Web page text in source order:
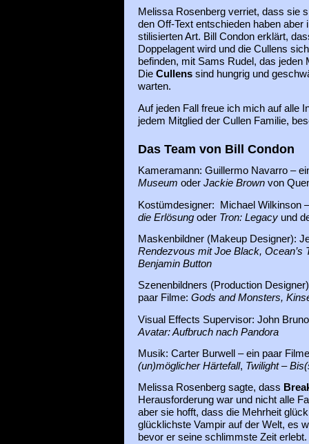
Melissa Rosenberg verriet, dass sie
den Off-Text entschieden haben aber
stilisierten Art. Bill Condon erklärt,
Doppelagent wird und die Cullens
befinden, mit Sams Rudel, das jeden
Die Cullenssind hungrig und
warten.
Auf jeden Fall freue ich mich auf alle
jedem Mitglied der Cullen Familie,
Das Team von Bill Condon
Kameramann: Guillermo Navarro –
Museum oder Jackie Brownvon
Kostümdesigner: Michael Wilkinson
die Erlösungoder Tron: Legacyund
Maskenbildner (Makeup Designer):
Rendezvous mit Joe Black, Ocean’s
Benjamin Button
Szenenbildners (Production
paar Filme: Gods and Monsters,
Visual Effects Supervisor: John
Avatar: Aufbruch nach Pandora
Musik: Carter Burwell – ein paar
(un)möglicher Härtefall, Twilight –
Melissa Rosenberg sagte, dass
Herausforderung war und nicht alle
aber sie hofft, dass die Mehrheit
glücklichste Vampir auf der Welt, es
bevor er seine schlimmste Zeit erlebt.